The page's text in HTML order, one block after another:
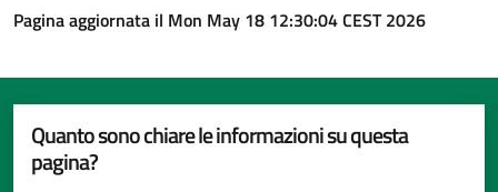
Pagina aggiornata il Mon May 18 12:30:04 CEST 2026
Quanto sono chiare le informazioni su questa
pagina?